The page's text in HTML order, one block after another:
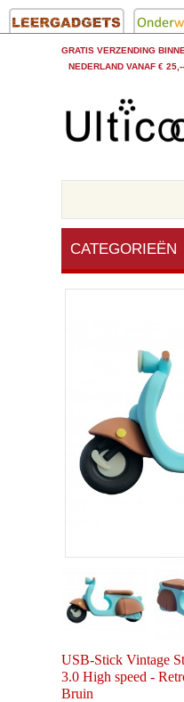
GRATIS VERZENDING
NEDERLAND VANAF € 25,--
CATEGORIEËN
USB-Stick Vintage
3.0 High speed -
Bruin